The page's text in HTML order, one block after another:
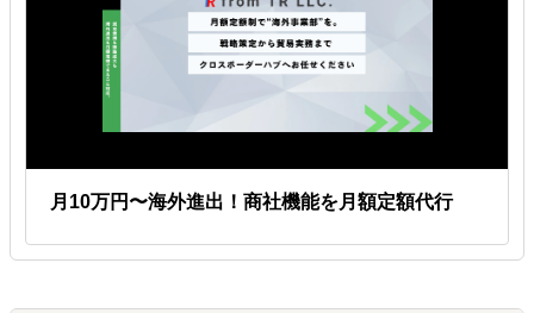
月10万円〜海外進出！商社機能を月額定額代行